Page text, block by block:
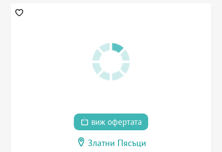
виж офертата
Златни Пясъци